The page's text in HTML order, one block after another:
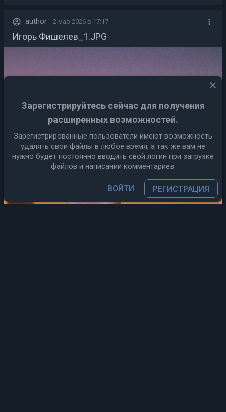
author 2 мар 2026 в 17:17
Игорь Фишелев_1.JPG
close
Зарегистрируйтесь сейчас для получения
расширенных возможностей.
Зарегистрированные пользователи имеют возможность
удалять свои файлы в любое время, а так же вам не
нужно будет постоянно вводить свой логин при загрузке
файлов и написании комментариев.
ВОЙТИ РЕГИСТРАЦИЯ